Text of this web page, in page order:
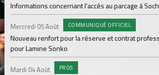
Informations concernant l'accès au parcage à
Mercredi 05 Août COMMUNIQUÉ OFFICIEL
Nouveau renfort pour la réserve et contrat
pour Lamine Sonko
Mardi 04 Août PROS